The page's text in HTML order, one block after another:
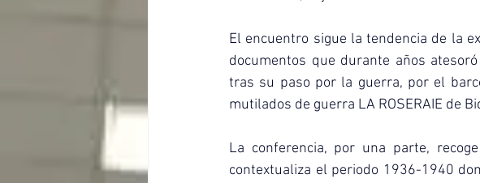
El encuentro sigue la tendencia de la
documentos que durante años atesoró
tras su paso por la guerra, por el
mutilados de guerra LA ROSERAIE de
La conferencia, por una parte,
contextualiza el periodo 1936-1940